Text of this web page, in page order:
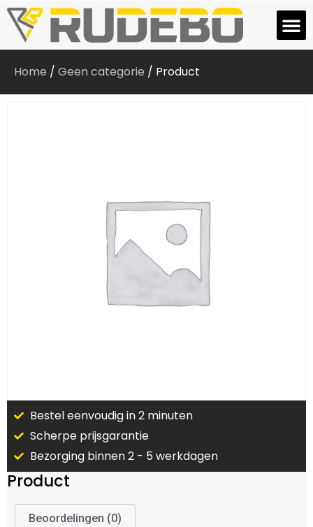
Home / Geen categorie / Product
Bestel eenvoudig in 2 minuten
Scherpe prijsgarantie
Bezorging binnen 2 - 5 werkdagen
Product
Beoordelingen (0)